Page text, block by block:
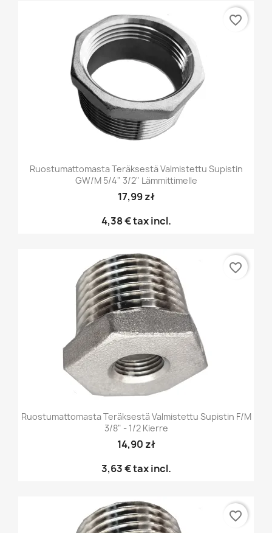
Ruostumattomasta Teräksestä Valmistettu Supistin
GW/M 5/4" 3/2" Lämmittimelle
17,99 zł
4,38 €tax incl.
favorite_border
Ruostumattomasta Teräksestä Valmistettu Supistin F/M
3/8" - 1/2 Kierre
14,90 zł
3,63 €tax incl.
favorite_border
favorite_border